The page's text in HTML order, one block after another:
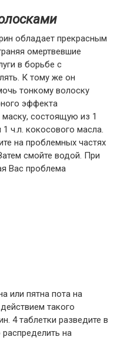
обладает прекрасным
омертвевшие
в борьбе с
К тому же он
тонкому волоску
эффекта
состоящую из 1
ч.л. кокосового масла.
на проблемных частях
смойте водой. При
Вас проблема
или пятна пота на
такого
4 таблетки разведите в
на